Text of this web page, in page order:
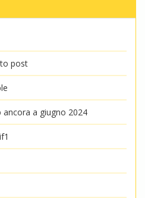
post
a giugno 2024